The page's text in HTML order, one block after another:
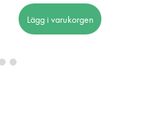
Lägg i varukorgen